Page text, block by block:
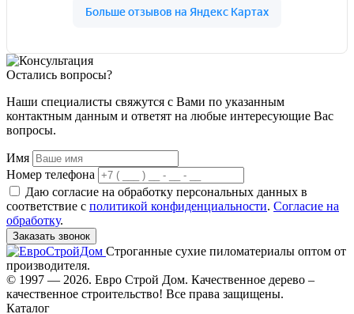
Остались вопросы?
Наши специалисты свяжутся с Вами по указанным
контактным данным и ответят на любые интересующие Вас
вопросы.
Имя
Номер телефона
Даю согласие на обработку персональных данных в
соответствие с политикой конфиденциальности. Согласие на
обработку.
Заказать звонок
Строганные сухие пиломатериалы оптом от
производителя.
© 1997 — 2026. Евро Строй Дом. Качественное дерево –
качественное строительство! Все права защищены.
Каталог